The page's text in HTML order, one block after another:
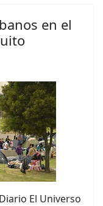
en el
El Universo